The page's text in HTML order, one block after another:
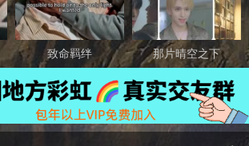
致命羁绊 那片晴空之下